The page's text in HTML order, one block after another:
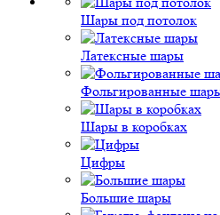
Шары под потолок
Латексные шары
Фольгированные
Шары в коробках
Цифры
Большие шары